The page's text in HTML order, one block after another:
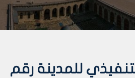
للمدينة رقم